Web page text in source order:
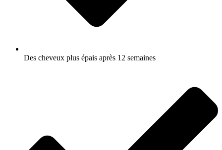
Des cheveux plus épais après 12 semaines